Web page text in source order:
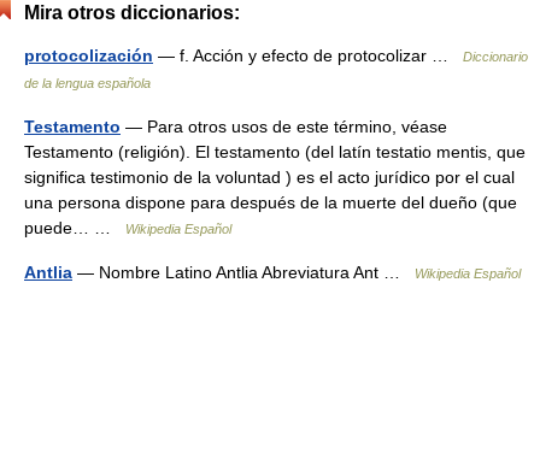
Mira otros diccionarios:
protocolización — f. Acción y efecto de protocolizar …
Diccionario
de la lengua española
Testamento — Para otros usos de este término, véase
Testamento (religión). El testamento (del latín testatio mentis, que
significa testimonio de la voluntad ) es el acto jurídico por el cual
una persona dispone para después de la muerte del dueño (que
puede… …
Wikipedia Español
Antlia — Nombre Latino Antlia Abreviatura Ant … Wikipedia Español